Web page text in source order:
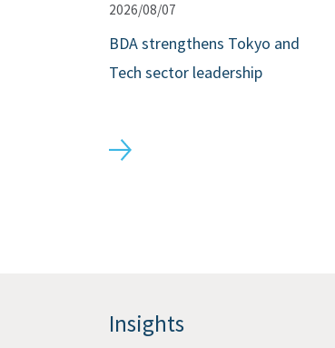
2026/08/07
BDA strengthens Tokyo and
Tech sector leadership
Insights